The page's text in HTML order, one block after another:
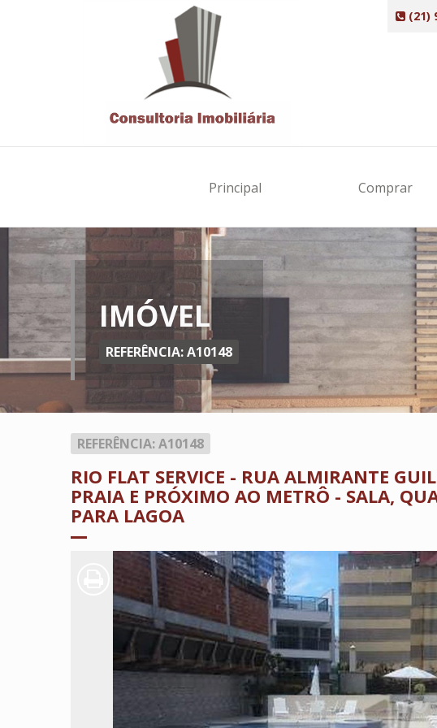
(21)
Principal Comprar
IMÓVEL
REFERÊNCIA: A10148
REFERÊNCIA: A10148
RIO FLAT SERVICE - RUA ALMIRANTE
PRAIA E PRÓXIMO AO METRÔ - SALA,
PARA LAGOA